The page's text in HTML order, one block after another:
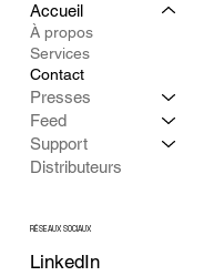
Accueil
À propos
Services
Contact
Presses
Feed
Support
Distributeurs
RÉSEAUX SOCIAUX
LinkedIn